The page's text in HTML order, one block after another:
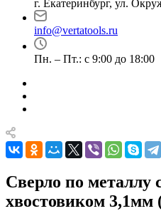
г. Екатеринбург, ул.
info@vertatools.ru
Пн. – Пт.: с 9:00 до 18:00
Сверло по металлу
хвостовиком 3,1мм